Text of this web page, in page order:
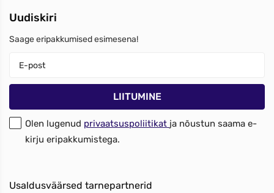
Uudiskiri
Saage eripakkumised esimesena!
Olen lugenud privaatsuspoliitikat ja nõustun saama e-
kirju eripakkumistega.
Usaldusväärsed tarnepartnerid